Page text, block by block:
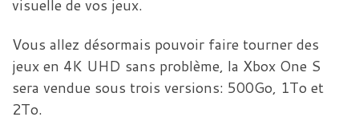
visuelle de vos jeux.
Vous allez désormais pouvoir faire tourner des
jeux en 4K UHD sans problème, la Xbox One S
sera vendue sous trois versions: 500Go, 1To et
2To.